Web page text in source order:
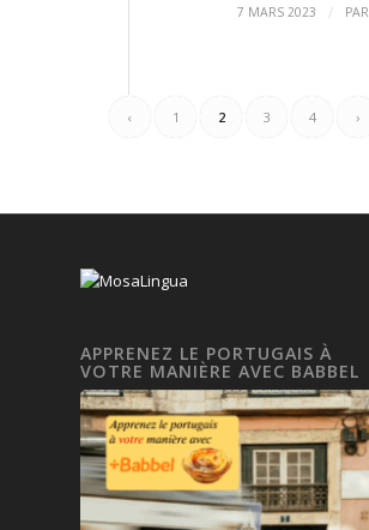
7 MARS 2023 / PAR
‹ 1 2 3 4 ›
APPRENEZ LE PORTUGAIS À
VOTRE MANIÈRE AVEC BABBEL